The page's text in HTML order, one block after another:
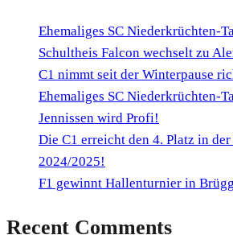
Ehemaliges SC Niederkrüchten-
Schultheis Falcon wechselt zu
C1 nimmt seit der Winterpause
Ehemaliges SC Niederkrüchten-
Jennissen wird Profi!
Die C1 erreicht den 4. Platz in
2024/2025!
F1 gewinnt Hallenturnier in
Recent Comments